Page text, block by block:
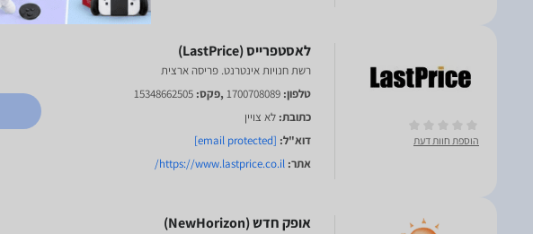
הוספת חוות דעת
רשת חנויות אינטרנט. פריסה ארצית
טלפון: 1700708089,פקס: 15348662505
כתובת: לא צויין
דוא"ל: [email protected]
אתר: https://www.lastprice.co.il/